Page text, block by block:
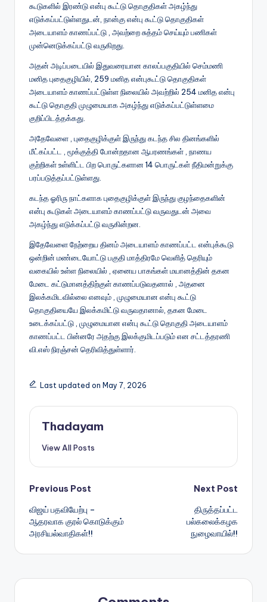
கூடுகளில் இரண்டு என்பு கூட்டு தொகுதிகள் அகழ்ந்து
எடுக்கப்பட்டுள்ளதுடன், நான்கு என்பு கூட்டு தொகுதிகள்
அடையாளம் காணப்பட்டு , அவற்றை சுத்தம் செய்யும் பணிகள்
முன்னெடுக்கப்பட்டு வருகிறது.
அதன் அடிப்படையில் இதுவரையான காலப்பகுதியில் செம்மணி
மனித புதைகுழியில், 259 மனித என்புகூட்டு தொகுதிகள்
அடையாளம் காணப்பட்டுள்ள நிலையில் அவற்றில் 254 மனித என்பு
கூட்டு தொகுதி முழுமையாக அகழ்ந்து எடுக்கப்பட்டுள்ளமை
குறிப்பிடத்தக்கது.
அதேவேளை , புதைகுழிக்குள் இருந்து கடந்த சில தினங்களில்
மீட்கப்பட்ட , மூக்குத்தி போன்றதான ஆபரணங்கள் , நாணய
குற்றிகள் உள்ளிட்ட பிற பொருட்களான 14 பொருட்கள் நீதிமன்றுக்கு
பரப்படுத்தப்பட்டுள்ளது.
கடந்த ஓரிரு நாட்களாக புதைகுழிக்குள் இருந்து குழந்தைகளின்
என்பு கூடுகள் அடையாளம் காணப்பட்டு வருவதுடன் அவை
அகழ்ந்து எடுக்கப்பட்டு வருகின்றன.
இதேவேளை நேற்றைய தினம் அடையாளம் காணப்பட்ட என்புக்கூடு
ஒன்றின் மண்டையோட்டு பகுதி மாத்திரமே வெளித் தெரியும்
வகையில் உள்ள நிலையில் , ஏனைய பாகங்கள் மயானத்தின் தகன
மேடை கட்டுமானத்திற்குள் காணப்படுவதனால் , அதனை
இலக்கமிடவில்லை எனவும் , முழுமையான என்பு கூட்டு
தொகுதியையே இலக்கமிட்டு வருவதானால், தகன மேடை
உடைக்கப்பட்டு , முழுமையான என்பு கூட்டு தொகுதி அடையாளம்
காணப்பட்ட பின்னரே அதற்கு இலக்குமிடப்படும் என சட்டத்தரணி
வி.எஸ் நிரஞ்சன் தெரிவித்துள்ளார்.
Last updated on May 7, 2026
Thadayam
View All Posts
Post
navigation
Previous Post
விஜய் பதவியேற்பு –
ஆதரவாக குரல் கொடுக்கும்
அரசியல்வாதிகள்!!
Next Post
திருத்தப்பட்ட
பல்கலைக்கழக
நுழைவாயில்!!